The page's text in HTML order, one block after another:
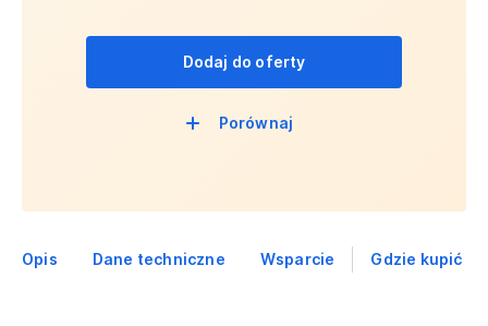
Dodaj do oferty
Porównaj
Opis Dane techniczne Wsparcie Gdzie kupić